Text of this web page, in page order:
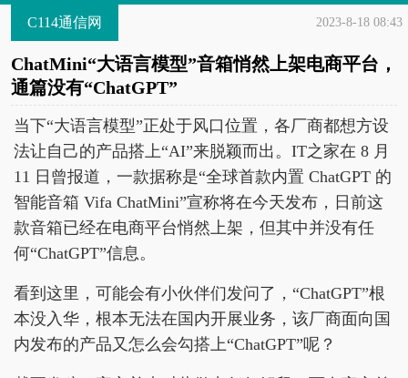
C114通信网 2023-8-18 08:43
ChatMini“大语言模型”音箱悄然上架电商平台，
通篇没有“ChatGPT”
当下“大语言模型”正处于风口位置，各厂商都想方设
法让自己的产品搭上“AI”来脱颖而出。IT之家在 8 月
11 日曾报道，一款据称是“全球首款内置 ChatGPT 的
智能音箱 Vifa ChatMini”宣称将在今天发布，日前这
款音箱已经在电商平台悄然上架，但其中并没有任
何“ChatGPT”信息。
看到这里，可能会有小伙伴们发问了，“ChatGPT”根
本没入华，根本无法在国内开展业务，该厂商面向国
内发布的产品又怎么会勾搭上“ChatGPT”呢？